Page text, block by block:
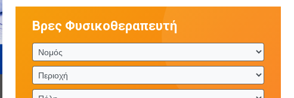
Βρες Φυσικοθεραπευτή